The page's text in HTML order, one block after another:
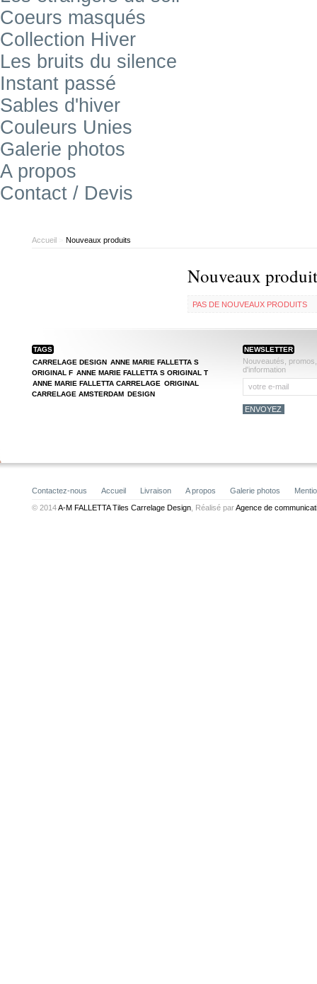
Coeurs masqués
Collection Hiver
Les bruits du silence
Instant passé
Sables d'hiver
Couleurs Unies
Galerie photos
A propos
Contact / Devis
Accueil Nouveaux produits
Nouveaux
PAS DE NOUVEAUX PRODUITS
TAGS
CARRELAGE DESIGN ANNE MARIE FALLETTA S
ORIGINAL F ANNE MARIE FALLETTA S ORIGINAL T
ANNE MARIE FALLETTA CARRELAGE ORIGINAL
CARRELAGE AMSTERDAM DESIGN
NEWSLETTER
Nouveautés,
d'information
Contactez-nous Accueil Livraison A propos Galerie photos
© 2014A-M FALLETTA Tiles Carrelage Design , Réalisé parAgence de